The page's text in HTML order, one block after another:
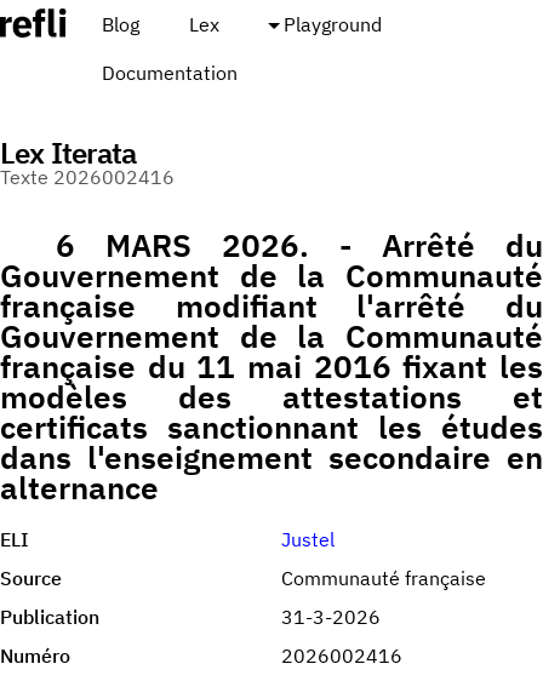
Blog Lex
Playground
Documentation
Lex Iterata
Texte 2026002416
6 MARS 2026. - Arrêté du
Gouvernement de la Communauté
française modifiant l'arrêté du
Gouvernement de la Communauté
française du 11 mai 2016 fixant les
modèles des attestations et
certificats sanctionnant les études
dans l'enseignement secondaire en
alternance
ELI
Justel
Source
Communauté française
Publication
31-3-2026
Numéro
2026002416